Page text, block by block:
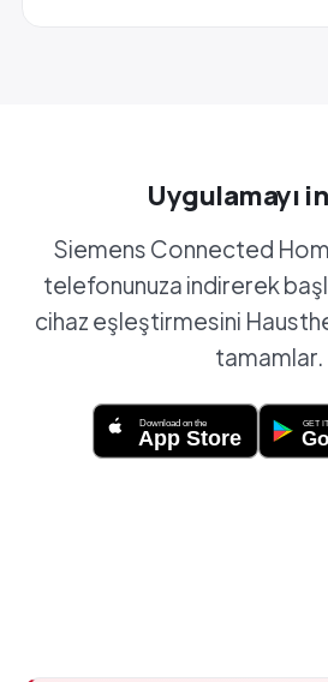
Uygulamayı
Siemens Connected
telefonunuza indirerek
cihaz eşleştirmesini
tamamlar.